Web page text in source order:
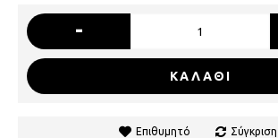
-
ΚΑΛΑΘΙ
Επιθυμητό Σύγκριση